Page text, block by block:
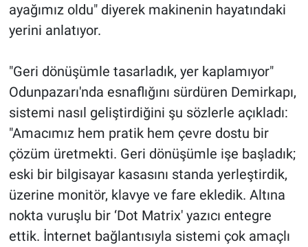
ayağımız oldu" diyerek makinenin hayatındaki
yerini anlatıyor.
"Geri dönüşümle tasarladık, yer kaplamıyor"
Odunpazarı'nda esnaflığını sürdüren Demirkapı,
sistemi nasıl geliştirdiğini şu sözlerle açıkladı:
"Amacımız hem pratik hem çevre dostu bir
çözüm üretmekti. Geri dönüşümle işe başladık;
eski bir bilgisayar kasasını standa yerleştirdik,
üzerine monitör, klavye ve fare ekledik. Altına
nokta vuruşlu bir ‘Dot Matrix' yazıcı entegre
ettik. İnternet bağlantısıyla sistemi çok amaçlı